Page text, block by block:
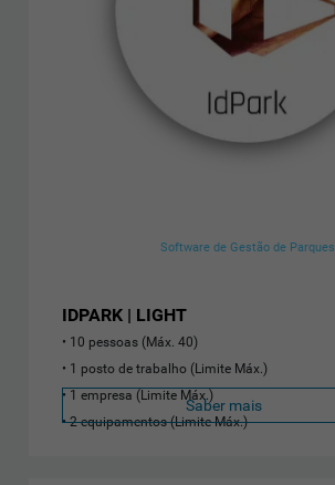
Software de Gestão de Parques
IDPARK | LIGHT
10 pessoas (Máx. 40)
1 posto de trabalho (Limite Máx.)
1 empresa (Limite Máx.)
2 equipamentos (Limite Máx.)
Saber mais